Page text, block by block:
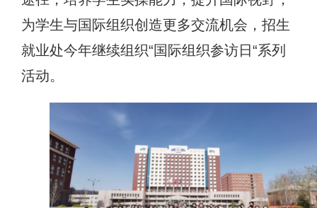
为学生与国际组织创造更多交流机会，招生
就业处今年继续组织“国际组织参访日 “系列
活动。